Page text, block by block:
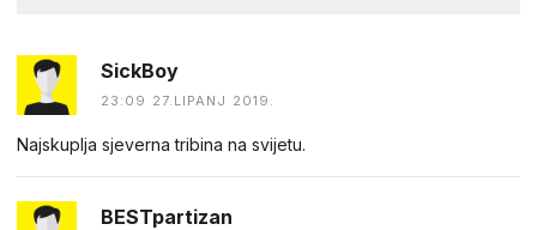
SickBoy
23:09 27.LIPANJ 2019.
Najskuplja sjeverna tribina na svijetu.
BESTpartizan